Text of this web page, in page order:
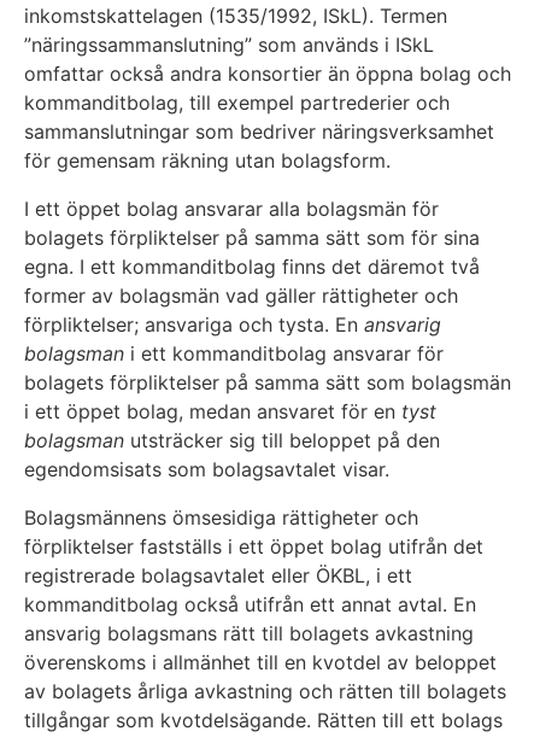
inkomstskattelagen (1535/1992, ISkL). Termen
”näringssammanslutning” som används i ISkL
omfattar också andra konsortier än öppna bolag och
kommanditbolag, till exempel partrederier och
sammanslutningar som bedriver näringsverksamhet
för gemensam räkning utan bolagsform.
I ett öppet bolag ansvarar alla bolagsmän för
bolagets förpliktelser på samma sätt som för sina
egna. I ett kommanditbolag finns det däremot två
former av bolagsmän vad gäller rättigheter och
förpliktelser; ansvariga och tysta. En ansvarig
bolagsman i ett kommanditbolag ansvarar för
bolagets förpliktelser på samma sätt som bolagsmän
i ett öppet bolag, medan ansvaret för en tyst
bolagsman utsträcker sig till beloppet på den
egendomsisats som bolagsavtalet visar.
Bolagsmännens ömsesidiga rättigheter och
förpliktelser fastställs i ett öppet bolag utifrån det
registrerade bolagsavtalet eller ÖKBL, i ett
kommanditbolag också utifrån ett annat avtal. En
ansvarig bolagsmans rätt till bolagets avkastning
överenskoms i allmänhet till en kvotdel av beloppet
av bolagets årliga avkastning och rätten till bolagets
tillgångar som kvotdelsägande. Rätten till ett bolags